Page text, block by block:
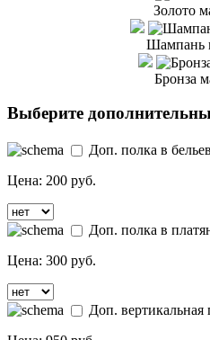
Золото
Шампань
Бронза
Выберите
Доп. полка в
Цена: 200 руб.
Доп. полка в
Цена: 300 руб.
Доп. вертикальная